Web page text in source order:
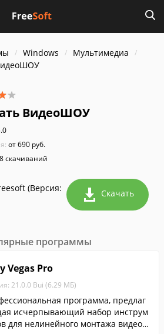
Windows
Мультимедиа
ВидеоШОУ
от 690 руб.
скачиваний
(Версия:
Скачать
программы
Vegas Pro
21.0.0 Bui (6.29 МБ)
программа, предлаг
исчерпывающий набор инструм
для нелинейного монтажа видео